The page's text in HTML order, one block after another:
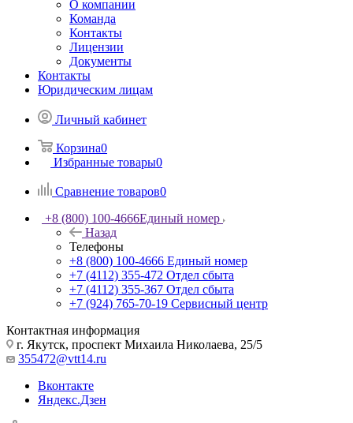
О компании
Команда
Контакты
Лицензии
Документы
Контакты
Юридическим лицам
Личный кабинет
Корзина0
Избранные товары0
Сравнение товаров0
+8 (800) 100-4666Единый номер
Назад
Телефоны
+8 (800) 100-4666 Единый номер
+7 (4112) 355-472 Отдел сбыта
+7 (4112) 355-367 Отдел сбыта
+7 (924) 765-70-19 Сервисный центр
Контактная информация
г. Якутск, проспект Михаила Николаева, 25/5
355472@vtt14.ru
Вконтакте
Яндекс.Дзен